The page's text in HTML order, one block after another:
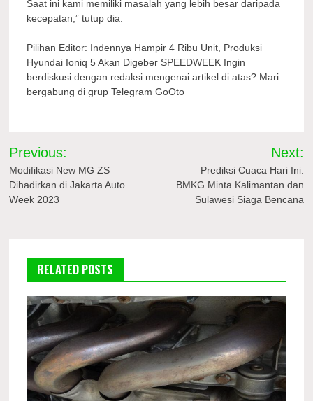
Saat ini kami memiliki masalah yang lebih besar daripada
kecepatan,” tutup dia.
Pilihan Editor: Indennya Hampir 4 Ribu Unit, Produksi
Hyundai Ioniq 5 Akan Digeber SPEEDWEEK Ingin
berdiskusi dengan redaksi mengenai artikel di atas? Mari
bergabung di grup Telegram GoOto
Navigasi
pos
Previous:
Modifikasi New MG ZS
Dihadirkan di Jakarta Auto
Week 2023
Next:
Prediksi Cuaca Hari Ini:
BMKG Minta Kalimantan dan
Sulawesi Siaga Bencana
RELATED POSTS